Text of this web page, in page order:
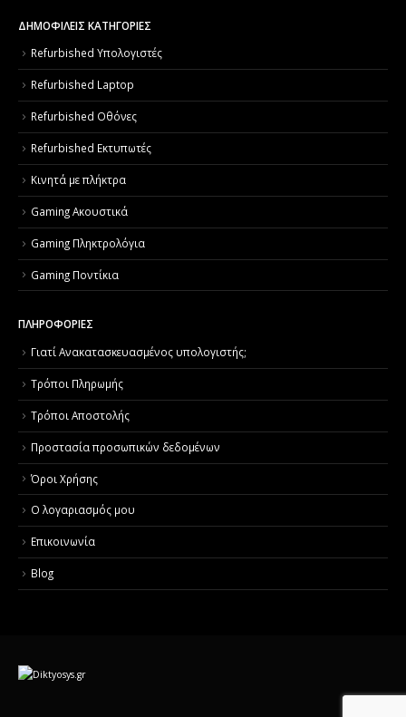
ΔΗΜΟΦΙΛΕΙΣ ΚΑΤΗΓΟΡΙΕΣ
Refurbished Υπολογιστές
Refurbished Laptop
Refurbished Οθόνες
Refurbished Εκτυπωτές
Κινητά με πλήκτρα
Gaming Ακουστικά
Gaming Πληκτρολόγια
Gaming Ποντίκια
ΠΛΗΡΟΦΟΡΙΕΣ
Γιατί Aνακατασκευασμένος υπολογιστής;
Τρόποι Πληρωμής
Τρόποι Αποστολής
Προστασία προσωπικών δεδομένων
Όροι Χρήσης
Ο λογαριασμός μου
Επικοινωνία
Blog